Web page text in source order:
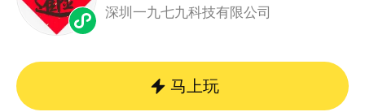
深圳一九七九科技有限公司
马上玩